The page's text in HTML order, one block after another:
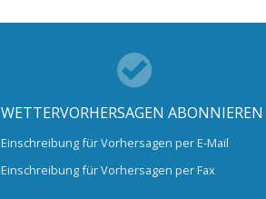
WETTERVORHERSAGEN ABONNIEREN
Einschreibung für Vorhersagen per E-Mail
Einschreibung für Vorhersagen per Fax